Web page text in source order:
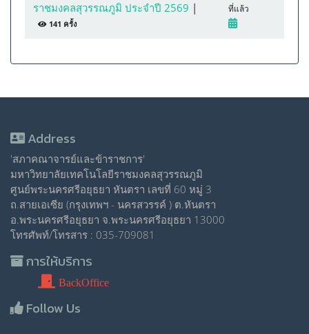
ราชมงคลสุวรรณภูมิ ประจำปี 2569 |
141 ครั้ง
ที่แล้ว
Address
'สภาคณาจารย์และข้าราชการ'
มหาวิทยาลัยเทคโนโลยีราชมงคลสุวรรณภูมิ
ศูนย์พระนครศรีอยุธยา หันตรา เลขที่ 60 หมู่ 3
ถ.สายเอเซีย (กรุงเทพฯ - นครสวรรค์ ) ต.หันตรา
อ.พระนครศรีอยุธยา จ.พระนครศรีอยุธยา 13000
โทรศัพท์/โทรสาร : 035-709081
การให้บริการ
BackOffice
Follow Us